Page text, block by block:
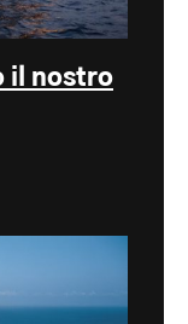
il nostro